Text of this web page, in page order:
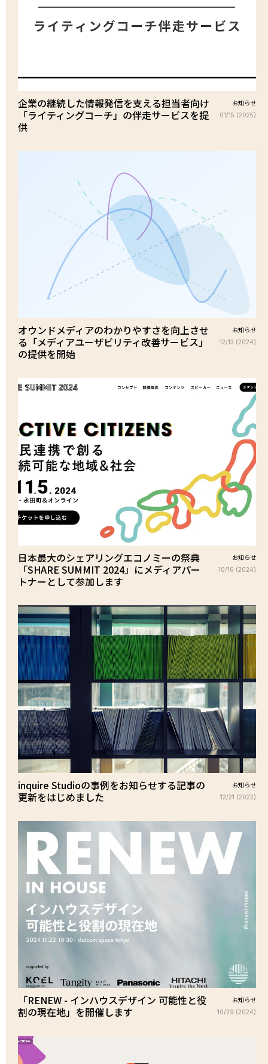
企業の継続した情報発信を支える担当者向け
「ライティングコーチ」の伴走サービスを提
供
お知らせ
01/15 (2025)
オウンドメディアのわかりやすさを向上させ
る「メディアユーザビリティ改善サービス」
の提供を開始
お知らせ
12/13 (2024)
日本最大のシェアリングエコノミーの祭典
「SHARE SUMMIT 2024」にメディアパー
トナーとして参加します
お知らせ
10/16 (2024)
inquire Studioの事例をお知らせする記事の
更新をはじめました
お知らせ
12/21 (2022)
「RENEW - インハウスデザイン 可能性と役
割の現在地」を開催します
お知らせ
10/29 (2024)